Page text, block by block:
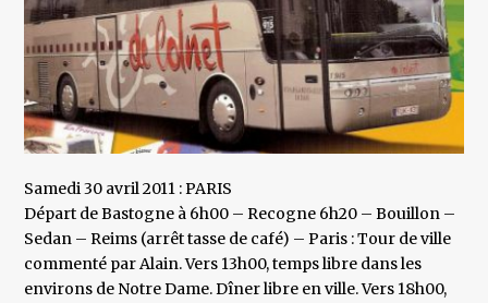
Samedi 30 avril 2011 : PARIS
Départ de Bastogne à 6h00 – Recogne 6h20 – Bouillon –
Sedan – Reims (arrêt tasse de café) – Paris : Tour de ville
commenté par Alain. Vers 13h00, temps libre dans les
environs de Notre Dame. Dîner libre en ville. Vers 18h00,